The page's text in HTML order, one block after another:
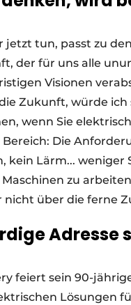
tun, passt zu
der für uns alle
Visionen
Zukunft, würde ich
wenn Sie
Die
kein Lärm...
zu
über die ferne
Adresse
feiert sein 90-
Lösungen